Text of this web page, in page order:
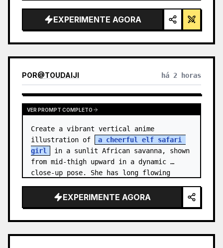
3D altamente realista. Substitua as
rampas lisas por degraus de pedra
EXPERIMENTE AGORA
POR@TOUDAIJI há 2 horas
VER PROMPT COMPLETO
Create a vibrant vertical anime
illustration of
a cheerful elf safari
girl
in a sunlit African savanna, shown
from mid-thigh upward in a dynamic
close-up pose. She has long flowing
EXPERIMENTE AGORA